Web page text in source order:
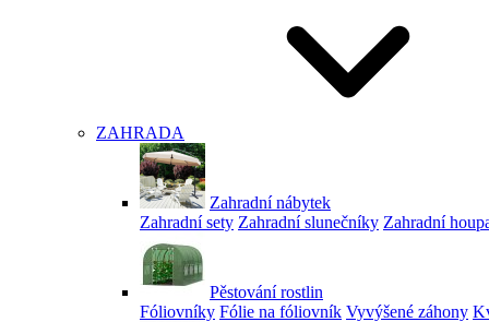
ZAHRADA
Zahradní nábytek
Zahradní sety Zahradní slunečníky Zahradní
Pěstování rostlin
Fóliovníky Fólie na fóliovník Vyvýšené záhony